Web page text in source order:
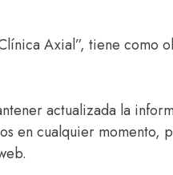
Axial”, tiene
actualizada la
en cualquier